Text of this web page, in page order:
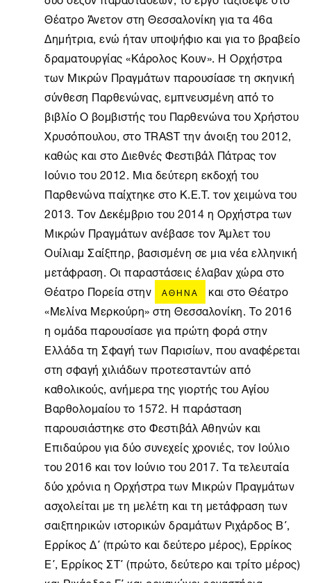
Θέατρο Άνετον στη Θεσσαλονίκη για τα 46α
Δημήτρια, ενώ ήταν υποψήφιο και για το βραβείο
δραματουργίας «Κάρολος Κουν». Η Ορχήστρα
των Μικρών Πραγμάτων παρουσίασε τη σκηνική
σύνθεση Παρθενώνας, εμπνευσμένη από το
βιβλίο Ο βομβιστής του Παρθενώνα του Χρήστου
Χρυσόπουλου, στο TRAST την άνοιξη του 2012,
καθώς και στο Διεθνές Φεστιβάλ Πάτρας τον
Ιούνιο του 2012. Μια δεύτερη εκδοχή του
Παρθενώνα παίχτηκε στο K.E.T. τον χειμώνα του
2013. Τον Δεκέμβριο του 2014 η Ορχήστρα των
Μικρών Πραγμάτων ανέβασε τον Άμλετ του
Ουίλιαμ Σαίξπηρ, βασισμένη σε μια νέα ελληνική
μετάφραση. Οι παραστάσεις έλαβαν χώρα στο
Θέατρο Πορεία στην
ΑΘΉΝΑ
και στο Θέατρο
«Μελίνα Μερκούρη» στη Θεσσαλονίκη. Το 2016
η ομάδα παρουσίασε για πρώτη φορά στην
Ελλάδα τη Σφαγή των Παρισίων, που αναφέρεται
στη σφαγή χιλιάδων προτεσταντών από
καθολικούς, ανήμερα της γιορτής του Αγίου
Βαρθολομαίου το 1572. Η παράσταση
παρουσιάστηκε στο Φεστιβάλ Αθηνών και
Επιδαύρου για δύο συνεχείς χρονιές, τον Ιούλιο
του 2016 και τον Ιούνιο του 2017. Τα τελευταία
δύο χρόνια η Ορχήστρα των Μικρών Πραγμάτων
ασχολείται με τη μελέτη και τη μετάφραση των
σαιξπηρικών ιστορικών δραμάτων Ριχάρδος Β΄,
Ερρίκος Δ΄ (πρώτο και δεύτερο μέρος), Ερρίκος
Ε΄, Ερρίκος ΣΤ΄ (πρώτο, δεύτερο και τρίτο μέρος)